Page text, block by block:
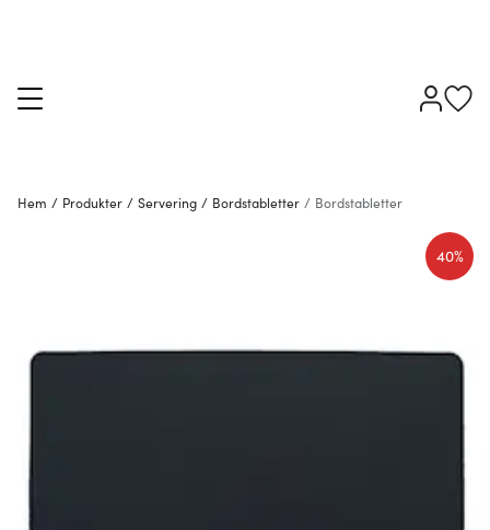
Hem / Produkter / Servering / Bordstabletter / Bordstabletter
40%